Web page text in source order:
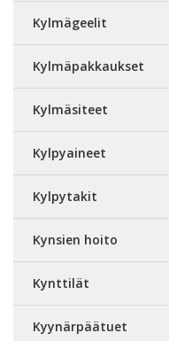
Kylmägeelit
Kylmäpakkaukset
Kylmäsiteet
Kylpyaineet
Kylpytakit
Kynsien hoito
Kynttilät
Kyynärpäätuet